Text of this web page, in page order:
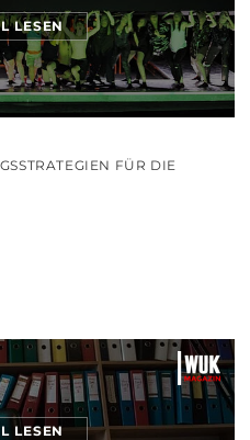
LESEN
FÜR DIE
LESEN